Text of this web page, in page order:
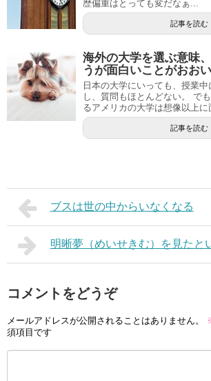
歴偏重はとっても変だなぁ...
記事を読む
海外の大学を選ぶ意味
うが面白いことがおおい
日本の大学にいっても、授業
し、質問もほとんどない。 で
るアメリカの大学は想像以上
記事を読む
ブスは世の中からいなくなる
明晰夢（めいせきむ）を見たと
コメントをどうぞ
メールアドレスが公開されることはありません。
須項目です